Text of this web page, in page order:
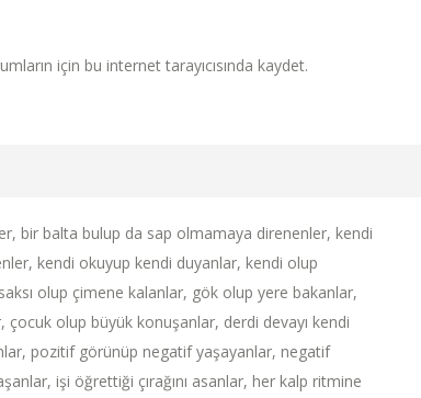
için bu internet tarayıcısında kaydet.
bir balta bulup da sap olmamaya direnenler, kendi
kendi okuyup kendi duyanlar, kendi olup
olup çimene kalanlar, gök olup yere bakanlar,
olup büyük konuşanlar, derdi devayı kendi
pozitif görünüp negatif yaşayanlar, negatif
işi öğrettiği çırağını asanlar, her kalp ritmine